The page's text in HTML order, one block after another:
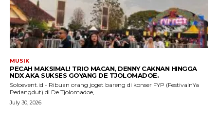
MUSIK
PECAH MAKSIMAL! TRIO MACAN, DENNY CAKNAN HINGGA
NDX AKA SUKSES GOYANG DE TJOLOMADOE.
Soloevent.id - Ribuan orang joget bareng di konser FYP (FestivalnYa
Pedangdut) di De Tjolomadoe,...
July 30, 2026